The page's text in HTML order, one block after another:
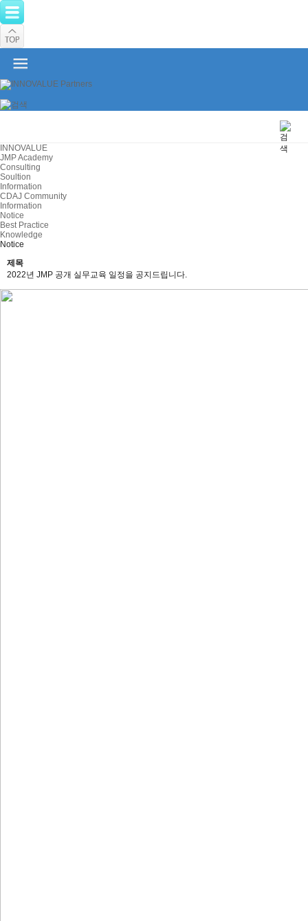
INNOVALUE
JMP Academy
Consulting
Soultion
Information
CDAJ Community
Information
Notice
Best Practice
Knowledge
Notice
제목
2022년 JMP 공개 실무교육 일정을 공지드립니다.